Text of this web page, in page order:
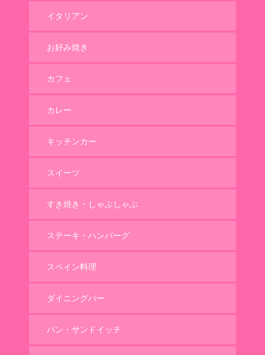
イタリアン
お好み焼き
カフェ
カレー
キッチンカー
スイーツ
すき焼き・しゃぶしゃぶ
ステーキ・ハンバーグ
スペイン料理
ダイニングバー
パン・サンドイッチ